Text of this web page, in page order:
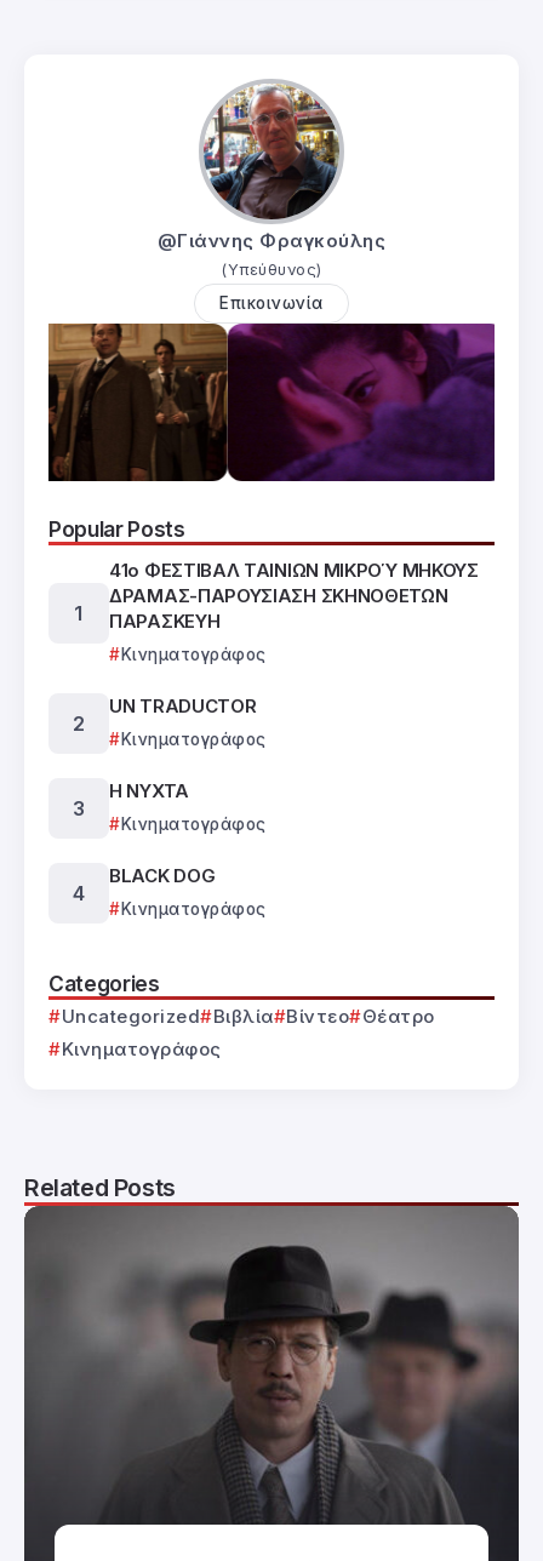
@Γιάννης Φραγκούλης
(Υπεύθυνος)
Επικοινωνία
Popular Posts
41ο ΦΕΣΤΙΒΑΛ ΤΑΙΝΙΩΝ ΜΙΚΡΟΎ ΜΗΚΟΥΣ
ΔΡΑΜΑΣ-ΠΑΡΟΥΣΙΑΣΗ ΣΚΗΝΟΘΕΤΩΝ
ΠΑΡΑΣΚΕΥΗ
Κινηματογράφος
UN TRADUCTOR
Κινηματογράφος
Η ΝΥΧΤΑ
Κινηματογράφος
BLACK DOG
Κινηματογράφος
Categories
Uncategorized Βιβλία Βίντεο
Θέατρο
Κινηματογράφος
Related Posts